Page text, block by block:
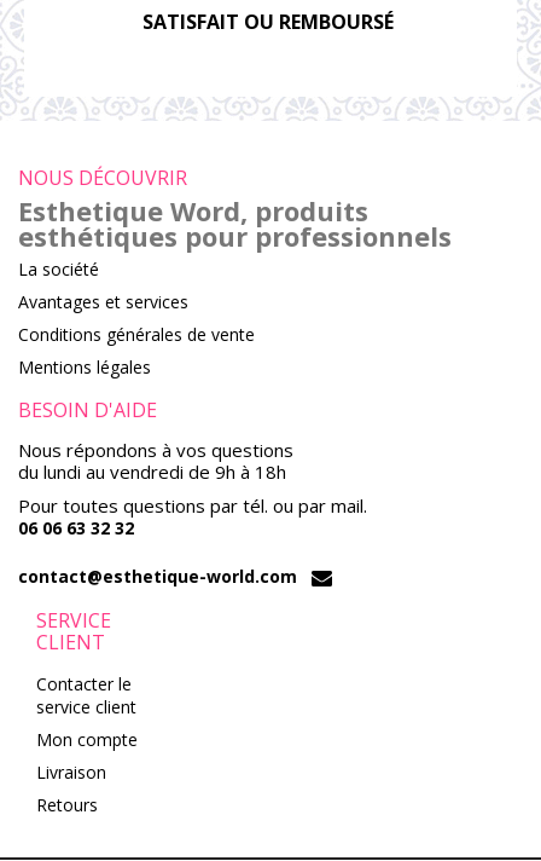
SATISFAIT OU REMBOURSÉ
NOUS DÉCOUVRIR
Esthetique Word, produits
esthétiques pour professionnels
La société
Avantages et services
Conditions générales de vente
Mentions légales
BESOIN D'AIDE
Nous répondons à vos questions
du lundi au vendredi de 9h à 18h
Pour toutes questions par tél. ou par mail.
06 06 63 32 32
contact@esthetique-world.com
SERVICE
CLIENT
Contacter le
service client
Mon compte
Livraison
Retours